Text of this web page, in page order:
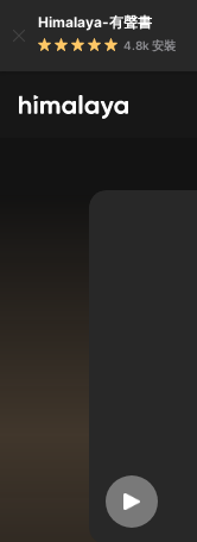
Himalaya-有聲書
4.8k 安裝